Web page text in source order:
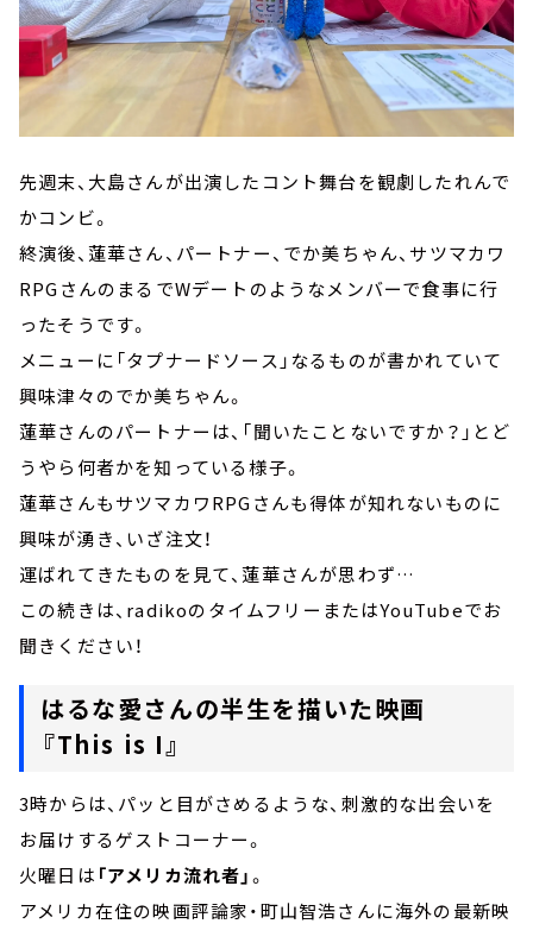
先週末、大島さんが出演したコント舞台を観劇したれんで
かコンビ。
終演後、蓮華さん、パートナー、でか美ちゃん、サツマカワ
RPGさんのまるでWデートのようなメンバーで食事に行
ったそうです。
メニューに「タプナードソース」なるものが書かれていて
興味津々のでか美ちゃん。
蓮華さんのパートナーは、「聞いたことないですか？」とど
うやら何者かを知っている様子。
蓮華さんもサツマカワRPGさんも得体が知れないものに
興味が湧き、いざ注文！
運ばれてきたものを見て、蓮華さんが思わず…
この続きは、radikoのタイムフリーまたはYouTubeでお
聞きください！
はるな愛さんの半生を描いた映画
『This is I』
3時からは、パッと目がさめるような、刺激的な出会いを
お届けするゲストコーナー。
火曜日は 「アメリカ流れ者」。
アメリカ在住の映画評論家・町山智浩さんに海外の最新映